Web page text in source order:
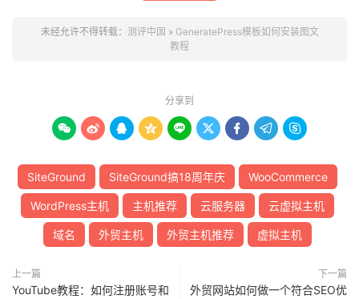
未经允许不得转载： 测评中国 » GeneratePress模板如何安装图文
教程
分享到
        
SiteGround SiteGround搞18周年庆 WooCommerce
WordPress主机 主机推荐 云服务器 云虚拟主机
域名 外贸主机 外贸主机推荐 虚拟主机
上一篇
YouTube教程：如何注册账号和
下一篇
外贸网站如何做一个符合SEO优